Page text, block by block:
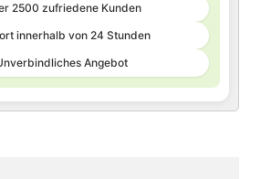
2500 zufriedene Kunden
innerhalb von 24 Stunden
Angebot